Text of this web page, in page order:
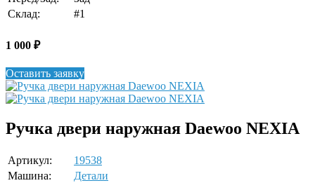
Склад:
#1
1 000 ₽
Оставить заявку
Ручка двери наружная Daewoo NEXIA
Артикул:
19538
Машина:
Детали